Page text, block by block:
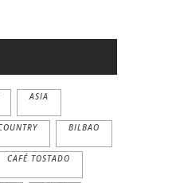
ASIA
BILBAO
CAFÉ TOSTADO